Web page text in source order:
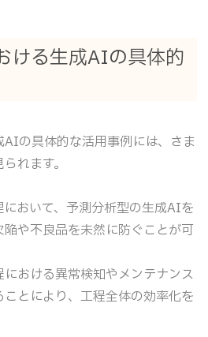
ける生成AIの具体的
の具体的な活用事例には、さま
れます。
おいて、予測分析型の生成AIを
や不良品を未然に防ぐことが可
おける異常検知やメンテナンス
とにより、工程全体の効率化を